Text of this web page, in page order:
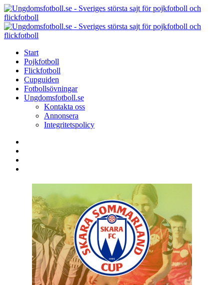
Menu
Search
Menu
Start
Pojkfotboll
Flickfotboll
Cupguiden
Fotbollsövningar
Ungdomsfotboll.se
Kontakta oss
Annonsera
Integritetspolicy